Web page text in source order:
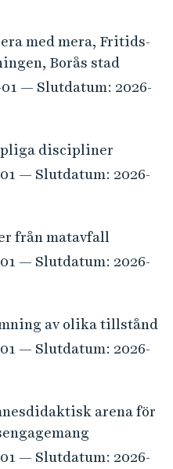
med mera, Fritids-
Borås stad
— Slutdatum: 2026-
discipliner
— Slutdatum: 2026-
från matavfall
— Slutdatum: 2026-
av olika tillstånd
— Slutdatum: 2026-
arena för
— Slutdatum: 2026-